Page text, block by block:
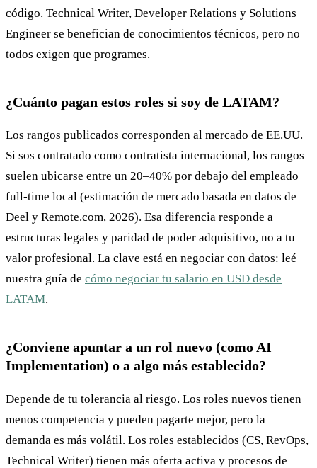
código. Technical Writer, Developer Relations y Solutions
Engineer se benefician de conocimientos técnicos, pero no
todos exigen que programes.
¿Cuánto pagan estos roles si soy de LATAM?
Los rangos publicados corresponden al mercado de EE.UU.
Si sos contratado como contratista internacional, los rangos
suelen ubicarse entre un 20–40% por debajo del empleado
full-time local (estimación de mercado basada en datos de
Deel y Remote.com, 2026). Esa diferencia responde a
estructuras legales y paridad de poder adquisitivo, no a tu
valor profesional. La clave está en negociar con datos: leé
nuestra guía de cómo negociar tu salario en USD desde
LATAM.
¿Conviene apuntar a un rol nuevo (como AI
Implementation) o a algo más establecido?
Depende de tu tolerancia al riesgo. Los roles nuevos tienen
menos competencia y pueden pagarte mejor, pero la
demanda es más volátil. Los roles establecidos (CS, RevOps,
Technical Writer) tienen más oferta activa y procesos de